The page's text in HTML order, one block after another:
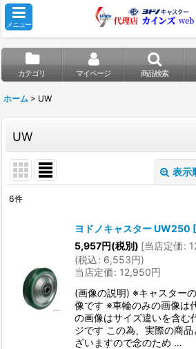
メニュー
カテゴリ マイページ 商品検索
ホーム > UW
UW
表示
絞り込む
6件
ヨドノキャスター UW250 [
5,957円(税別) [当店定価:
(税込: 6,553円)
当店定価: 12,950円
(画像の説明) ※キャスター
像です ※車輪のみの画像は
の画像はサイズ違いを含む
ジです この為、実際の商
ざいますので念のため …